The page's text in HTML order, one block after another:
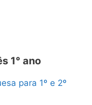
1° ano
para 1º e 2º